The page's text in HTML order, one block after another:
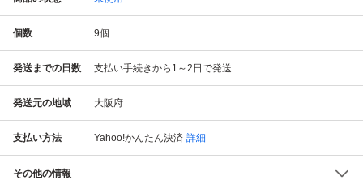
個数 9個
発送までの日数 支払い手続きから1～2日で発送
発送元の地域 大阪府
支払い方法 Yahoo!かんたん決済 詳細
その他の情報